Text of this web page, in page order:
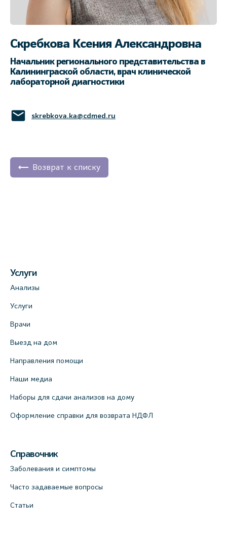
Скребкова Ксения Александровна
Начальник регионального представительства в
Калининграской области, врач клинической
лабораторной диагностики
skrebkova.ka@cdmed.ru
Возврат к списку
Услуги
Анализы
Услуги
Врачи
Выезд на дом
Направления помощи
Наши медиа
Наборы для сдачи анализов на дому
Оформление справки для возврата НДФЛ
Справочник
Заболевания и симптомы
Часто задаваемые вопросы
Статьи